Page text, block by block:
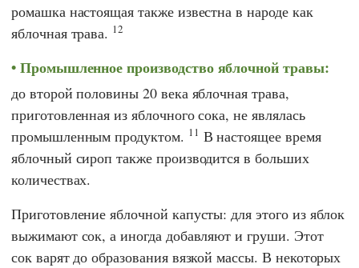
ромашка настоящая также известна в народе как
яблочная трава. 12
Промышленное производство яблочной травы:
до второй половины 20 века яблочная трава,
приготовленная из яблочного сока, не являлась
промышленным продуктом. 11 В настоящее время
яблочный сироп также производится в больших
количествах.
Приготовление яблочной капусты: для этого из яблок
выжимают сок, а иногда добавляют и груши. Этот
сок варят до образования вязкой массы. В некоторых